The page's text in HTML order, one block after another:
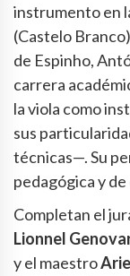
instrumento en
(Castelo
de Espinho,
carrera
la viola como
sus
técnicas—. Su
pedagógica y
Completan el
Lionnel
y el maestro